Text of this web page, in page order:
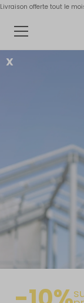
Livraison offerte tout le
X